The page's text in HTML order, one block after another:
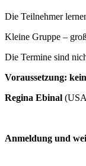
Die Teilnehmer
Kleine Gruppe –
Die Termine sind
Voraussetzung:
Regina Ebinal
Anmeldung und